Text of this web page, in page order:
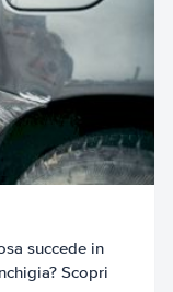
succede in
Scopri